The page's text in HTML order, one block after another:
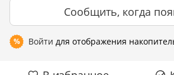
Сообщить, когда
% Войти для отображения